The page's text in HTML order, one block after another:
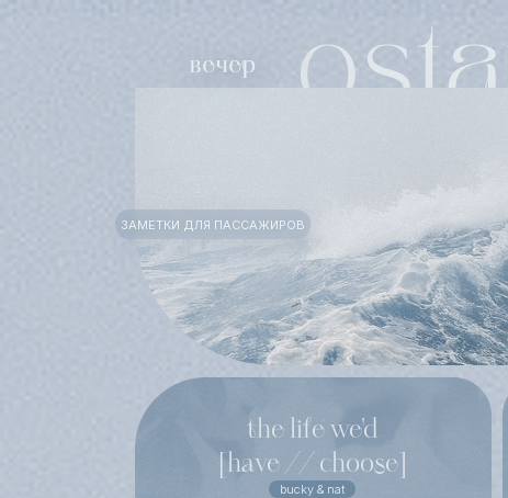
the life we'd
[have // choose]
bucky & nat
ЗАМЕТКИ ДЛЯ ПАССАЖИРОВ